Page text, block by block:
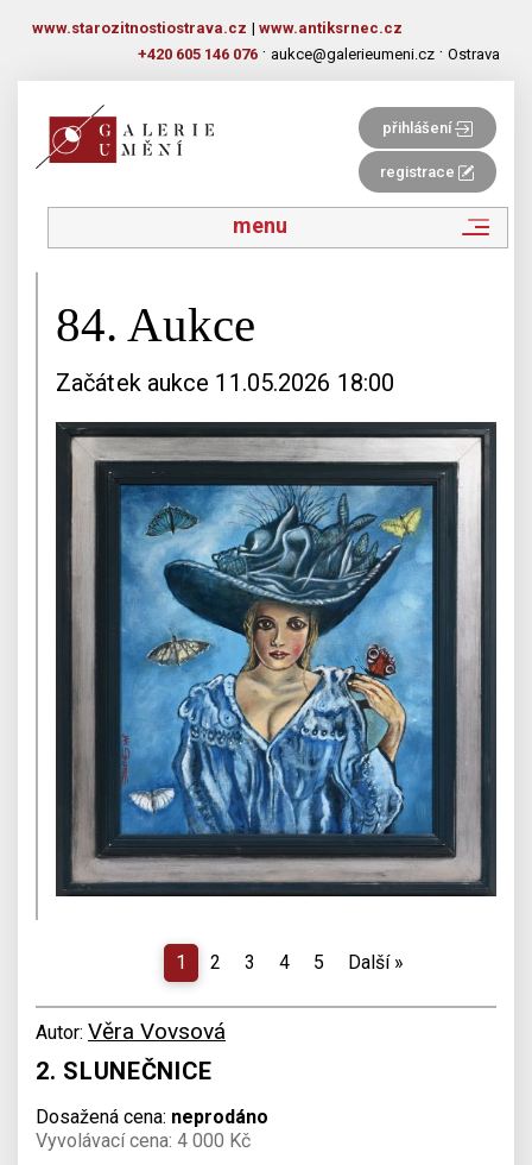
www.starozitnostiostrava.cz | www.antiksrnec.cz
+420 605 146 076 · aukce@galerieumeni.cz · Ostrava
přihlášení
registrace
menu
84. Aukce
Začátek aukce 11.05.2026 18:00
1 2 3 4 5 Další »
Autor: Věra Vovsová
2. SLUNEČNICE
Dosažená cena: neprodáno
Vyvolávací cena: 4 000 Kč